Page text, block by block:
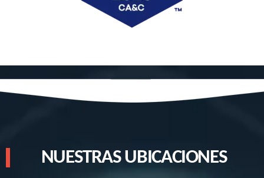
NUESTRAS UBICACIONES